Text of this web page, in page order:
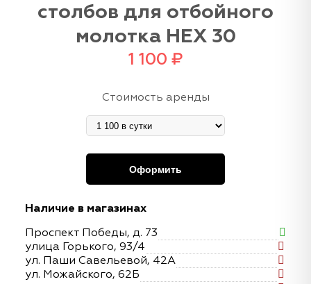
столбов для отбойного
молотка HEX 30
1 100 ₽
Стоимость аренды
Оформить
Наличие в магазинах
Проспект Победы, д. 73
улица Горького, 93/4
ул. Паши Савельевой, 42А
ул. Можайского, 62Б